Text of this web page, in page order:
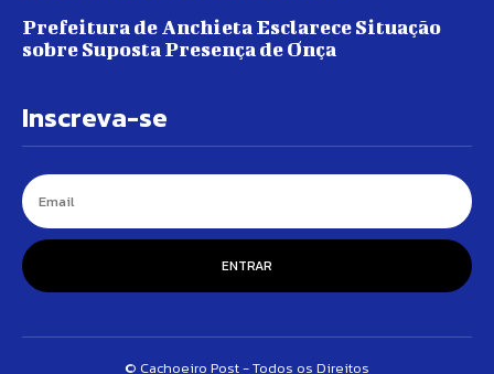
Prefeitura de Anchieta Esclarece Situação
sobre Suposta Presença de Onça
Inscreva-se
ENTRAR
© Cachoeiro Post - Todos os Direitos